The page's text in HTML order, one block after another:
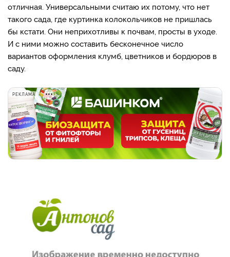
отличная. Универсальными считаю их потому, что нет
такого сада, где куртинка колокольчиков не пришлась
бы кстати. Они неприхотливы к почвам, просты в уходе.
И с ними можно составить бесконечное число
вариантов оформления клумб, цветников и бордюров в
саду.
РЕКЛАМА